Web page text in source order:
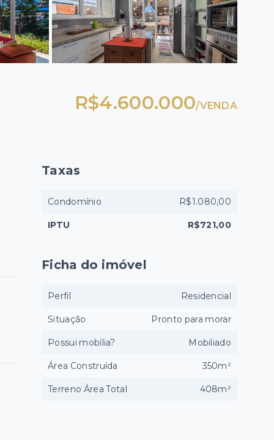
R$4.600.000/VENDA
Taxas
Condomínio R$1.080,00
IPTU R$721,00
Ficha do imóvel
Perfil Residencial
Situação Pronto para morar
Possui mobília? Mobiliado
Área Construída 350m²
Terreno Área Total 408m²